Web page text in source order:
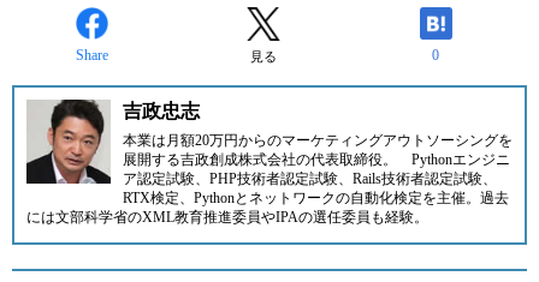
Share 見る 0
吉政忠志
本業は月額20万円からのマーケティングアウトソーシングを
展開する吉政創成株式会社の代表取締役。
Pythonエンジニ
ア認定試験、PHP技術者認定試験、Rails技術者認定試験、
RTX検定、Pythonとネットワークの自動化検定を主催。過去
には文部科学省のXML教育推進委員やIPAの選任委員も経験。